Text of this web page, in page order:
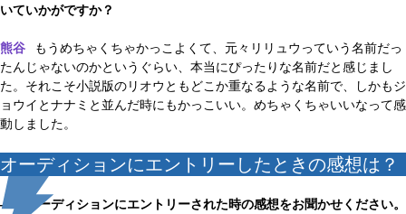
いていかがですか？
熊谷
もうめちゃくちゃかっこよくて、元々リリュウっていう名前だっ
たんじゃないのかというぐらい、本当にぴったりな名前だと感じまし
た。それこそ小説版のリオウともどこか重なるような名前で、しかもジ
ョウイとナナミと並んだ時にもかっこいい。めちゃくちゃいいなって感
動しました。
オーディションにエントリーしたときの感想は？
——オーディションにエントリーされた時の感想をお聞かせください。